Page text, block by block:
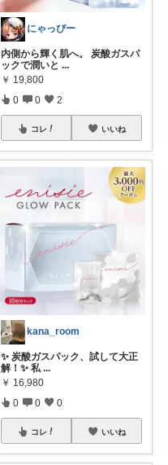
にゃっぴー
内側から輝く肌へ。 炭酸ガスパ
ックで潤いと ...
￥ 19,800
0 0 2
コレ いいね
kana_room
✨ 炭酸ガスパック、試して大正
解！✨ 私 ...
￥ 16,980
0 0 0
コレ いいね